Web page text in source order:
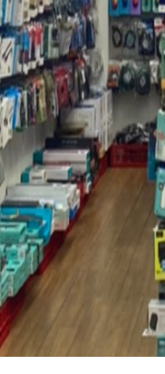
Search
for: